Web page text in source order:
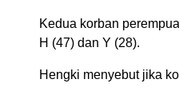
Kedua korban
H (47) dan Y (28).
Hengki menyebut jika